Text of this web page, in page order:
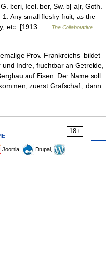
beri, Icel. ber, Sw. b[ a]r, Goth.
Any small fleshy fruit, as the
etc. [1913 …
The Collaborative
Prov. Frankreichs, bildet
Indre, fruchtbar an Getreide,
auf Eisen. Der Name soll
zuerst Grafschaft, dann
18+
Joomla,
Drupal,